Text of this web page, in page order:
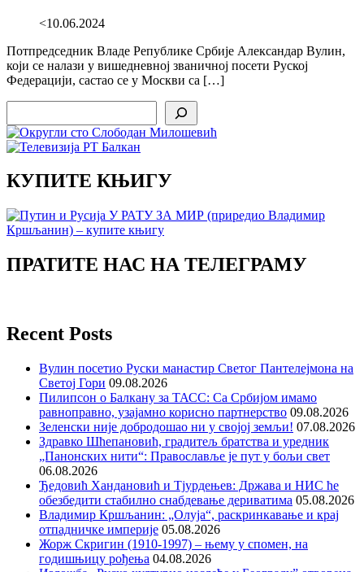
<10.06.2024
Потпредседник Владе Републике Србије Александар Вулин,
који се налази у вишедневној званичној посети Руској
Федерацији, састао се у Москви са […]
КУПИТЕ КЊИГУ
ПРАТИТЕ НАС НА ТЕЛЕГРАМУ
Recent Posts
Вулин посетио Руски манастир Светог Пантелејмона на
Светој Гори 09.08.2026
Пилипсон о Балкану за ТАСС: Са Србијом имамо
равноправно, узајамно корисно партнерство 09.08.2026
Зеленски није добродошао ни у својој земљи! 07.08.2026
Здравко Шћепановић, градитељ братства и уредник
„Панонских нити“: Православље је пут у бољи свет
06.08.2026
Ђедовић Хандановић и Тјурдењев: Држава и НИС ће
обезбедити стабилно снабдевање дериватима 05.08.2026
Владимир Кршљанин: „Олуја“, раскринкавање и крај
отпадничке империје 05.08.2026
Жорж Скригин (1910-1997) – њему у спомен, на
годишњицу рођења 04.08.2026